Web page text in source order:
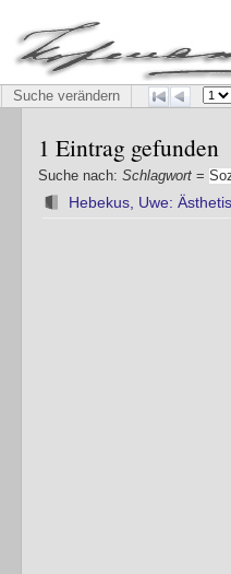
Suche verändern
1 Eintrag gefunden
Suche nach: Schlagwort =
Hebekus, Uwe: